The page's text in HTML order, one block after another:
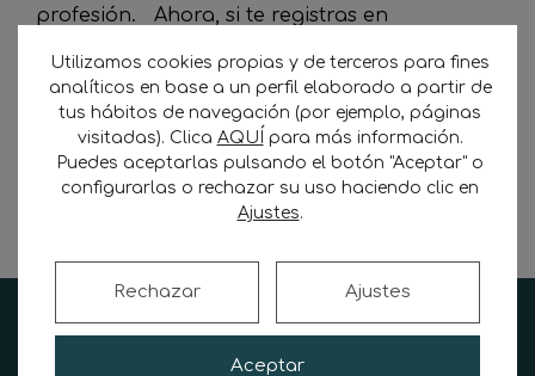
profesión. Ahora, si te registras en
la profesión de diferentes formas, elige tu
perfil según indica a continuación: _ Si estás
en el paro, o si todavía no eres autónomo
pero lo …
Utilizamos cookies propias y de terceros para fines
analíticos en base a un perfil elaborado a partir de
tus hábitos de navegación (por ejemplo, páginas
visitadas). Clica AQUÍ para más información.
Puedes aceptarlas pulsando el botón "Aceptar" o
configurarlas o rechazar su uso haciendo clic en
Ajustes.
Aceptar
Rechazar Ajustes